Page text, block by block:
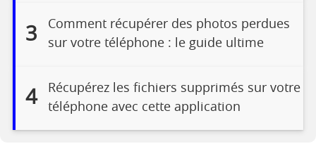
3
Comment récupérer des photos perdues
sur votre téléphone : le guide ultime
4
Récupérez les fichiers supprimés sur votre
téléphone avec cette application